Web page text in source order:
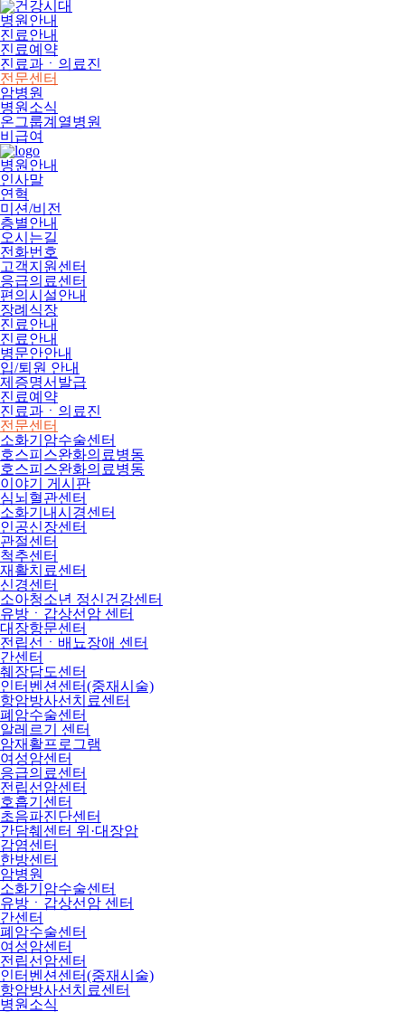
병원안내
진료안내
진료예약
진료과ㆍ의료진
전문센터
암병원
병원소식
온그룹계열병원
비급여
병원안내
인사말
연혁
미션/비전
층별안내
오시는길
전화번호
고객지원센터
응급의료센터
편의시설안내
장례식장
진료안내
진료안내
병문안안내
입/퇴원 안내
제증명서발급
진료예약
진료과ㆍ의료진
전문센터
소화기암수술센터
호스피스완화의료병동
호스피스완화의료병동
이야기 게시판
심뇌혈관센터
소화기내시경센터
인공신장센터
관절센터
척추센터
재활치료센터
신경센터
소아청소년 정신건강센터
유방ㆍ갑상선암 센터
대장항문센터
전립선ㆍ배뇨장애 센터
간센터
췌장담도센터
인터벤션센터(중재시술)
항암방사선치료센터
폐암수술센터
알레르기 센터
암재활프로그램
여성암센터
응급의료센터
전립선암센터
호흡기센터
초음파진단센터
간담췌센터 위·대장암
감염센터
한방센터
암병원
소화기암수술센터
유방ㆍ갑상선암 센터
간센터
폐암수술센터
여성암센터
전립선암센터
인터벤션센터(중재시술)
항암방사선치료센터
병원소식